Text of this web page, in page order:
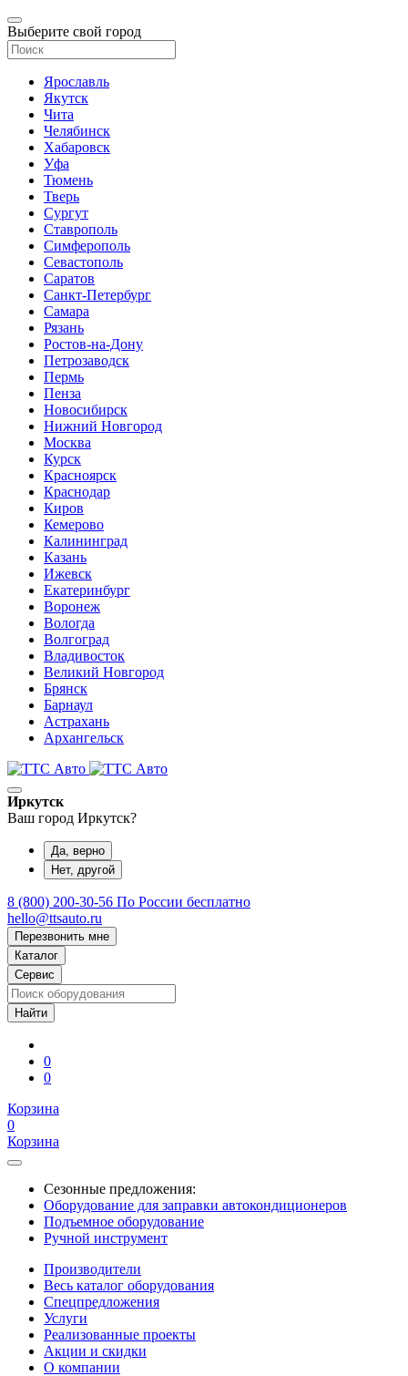
Выберите свой город
Ярославль
Якутск
Чита
Челябинск
Хабаровск
Уфа
Тюмень
Тверь
Сургут
Ставрополь
Симферополь
Севастополь
Саратов
Санкт-Петербург
Самара
Рязань
Ростов-на-Дону
Петрозаводск
Пермь
Пенза
Новосибирск
Нижний Новгород
Москва
Курск
Красноярск
Краснодар
Киров
Кемерово
Калининград
Казань
Ижевск
Екатеринбург
Воронеж
Вологда
Волгоград
Владивосток
Великий Новгород
Брянск
Барнаул
Астрахань
Архангельск
Иркутск
Ваш город Иркутск?
Да, верно
Нет, другой
8 (800) 200-30-56 По России бесплатно
hello@ttsauto.ru
Перезвонить мне
Каталог
Сервис
0
0
Корзина
0
Корзина
Сезонные предложения:
Оборудование для заправки автокондиционеров
Подъемное оборудование
Ручной инструмент
Производители
Весь каталог оборудования
Спецпредложения
Услуги
Реализованные проекты
Акции и скидки
О компании